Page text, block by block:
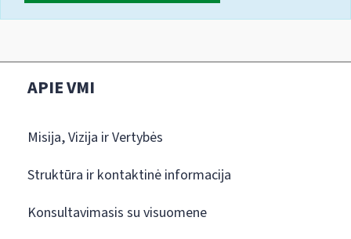
APIE VMI
Misija, Vizija ir Vertybės
Struktūra ir kontaktinė informacija
Konsultavimasis su visuomene